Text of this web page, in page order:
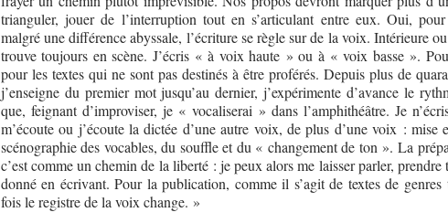
trianguler, jouer de l’interruption tout en s’articulant entre eux. Oui,
malgré une différence abyssale, l’écriture se règle sur de la voix. Intérieure
trouve toujours en scène. J’écris « à voix haute » ou à « voix basse ».
pour les textes qui ne sont pas destinés à être proférés. Depuis plus de
j’enseigne du premier mot jusqu’au dernier, j’expérimente d’avance le
que, feignant d’improviser, je « vocaliserai » dans l’amphithéâtre. Je
m’écoute ou j’écoute la dictée d’une autre voix, de plus d’une voix : mise
scénographie des vocables, du souffle et du « changement de ton ». La
c’est comme un chemin de la liberté : je peux alors me laisser parler, prendre
donné en écrivant. Pour la publication, comme il s’agit de textes de genres
fois le registre de la voix change. »